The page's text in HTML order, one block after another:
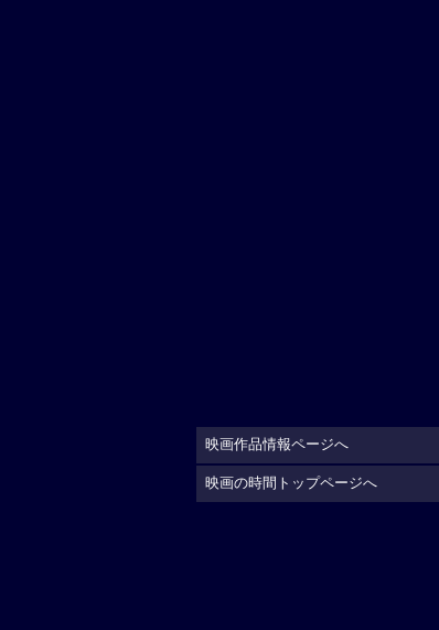
映画作品情報ページへ
映画の時間トップページへ